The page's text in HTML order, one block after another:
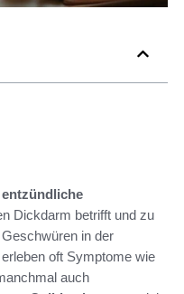
Dickdarm betrifft und zu
in der
oft Symptome wie
auch